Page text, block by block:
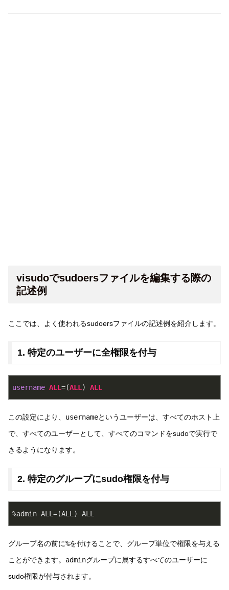
visudoでsudoersファイルを編集する際の
記述例
ここでは、よく使われるsudoersファイルの記述例を紹介します。
1. 特定のユーザーに全権限を付与
username ALL =(ALL ) ALL
この設定により、 usernameというユーザーは、すべてのホスト上
で、すべてのユーザーとして、すべてのコマンドをsudoで実行で
きるようになります。
2. 特定のグループにsudo権限を付与
%admin ALL=(ALL) ALL
グループ名の前に%を付けることで、グループ単位で権限を与える
ことができます。 adminグループに属するすべてのユーザーに
sudo権限が付与されます。